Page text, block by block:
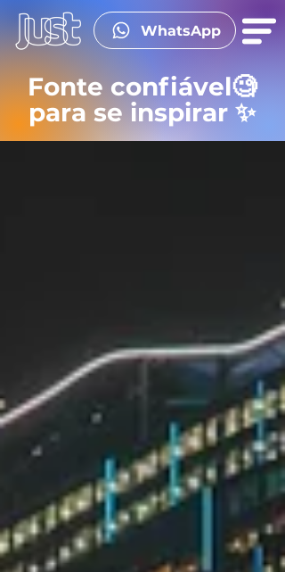
WhatsApp
Fonte confiável🧐
para se inspirar ✨